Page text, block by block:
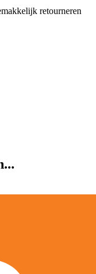
retourneren